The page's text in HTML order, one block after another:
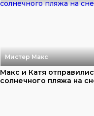
Мистер Макс
Макс и Катя
солнечного пляжа на